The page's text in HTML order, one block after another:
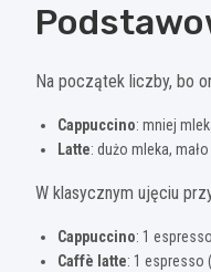
Na początek liczby, bo
Cappuccino: mniej
Latte: dużo mleka,
W klasycznym ujęciu
Cappuccino: 1
Caffè latte: 1 espresso